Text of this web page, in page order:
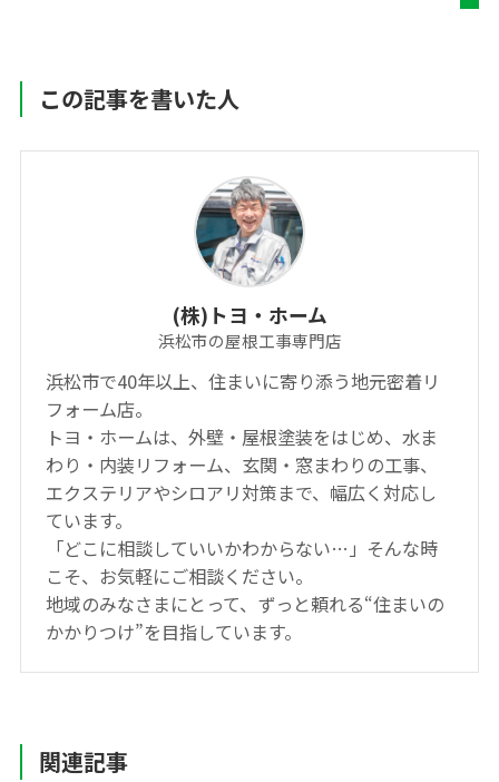
この記事を書いた人
(株)トヨ・ホーム
浜松市の屋根工事専門店
浜松市で40年以上、住まいに寄り添う地元密着リ
フォーム店。
トヨ・ホームは、外壁・屋根塗装をはじめ、水ま
わり・内装リフォーム、玄関・窓まわりの工事、
エクステリアやシロアリ対策まで、幅広く対応し
ています。
「どこに相談していいかわからない…」そんな時
こそ、お気軽にご相談ください。
地域のみなさまにとって、ずっと頼れる“住まいの
かかりつけ”を目指しています。
関連記事